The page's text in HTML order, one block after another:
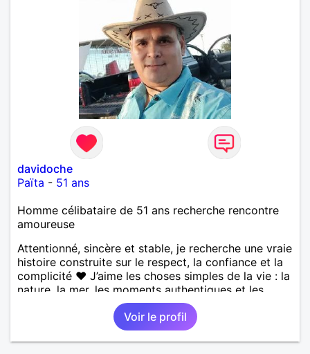
davidoche
Païta - 51 ans
Homme célibataire de 51 ans recherche rencontre
amoureuse
Attentionné, sincère et stable, je recherche une vraie
histoire construite sur le respect, la confiance et la
complicité ❤️ J’aime les choses simples de la vie : la
nature, la mer, les moments authentiques et les
personnes au grand cœur 🌊🌿 Très câlin et
affectueux, j’adore les petits moments de tendresse
et les calinous réguliers 😊❤️ La solitude finit parfois
par peser, alors si tu es en Nouvelle-Calédonie et
Voir le profil